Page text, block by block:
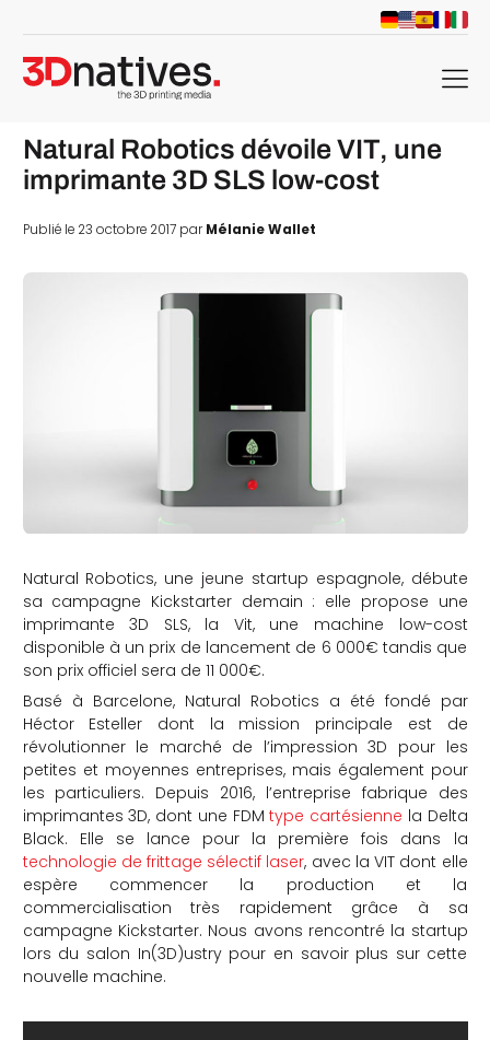
menu
Natural Robotics dévoile VIT, une
imprimante 3D SLS low-cost
Publié le 23 octobre 2017 parMélanie Wallet
Natural Robotics, une jeune startup espagnole, débute
sa campagne Kickstarter demain : elle propose une
imprimante 3D SLS, la Vit, une machine low-cost
disponible à un prix de lancement de 6 000€ tandis que
son prix officiel sera de 11 000€.
Basé à Barcelone, Natural Robotics a été fondé par
Héctor Esteller dont la mission principale est de
révolutionner le marché de l’impression 3D pour les
petites et moyennes entreprises, mais également pour
les particuliers. Depuis 2016, l’entreprise fabrique des
imprimantes 3D, dont une FDMtype cartésienne la Delta
Black. Elle se lance pour la première fois dans la
technologie de frittage sélectif laser, avec la VIT dont elle
espère commencer la production et la
commercialisation très rapidement grâce à sa
campagne Kickstarter. Nous avons rencontré la startup
lors du salon In(3D)ustry pour en savoir plus sur cette
nouvelle machine.